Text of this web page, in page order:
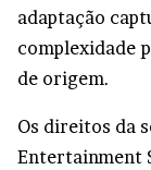
adaptação
complexidade
de origem.
Os direitos da
Entertainment